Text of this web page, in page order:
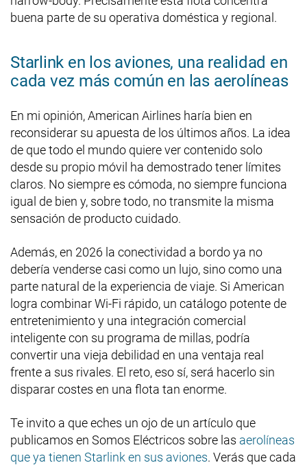
buena parte de su operativa doméstica y regional.
Starlink en los aviones, una realidad en
cada vez más común en las aerolíneas
En mi opinión, American Airlines haría bien en
reconsiderar su apuesta de los últimos años. La idea
de que todo el mundo quiere ver contenido solo
desde su propio móvil ha demostrado tener límites
claros. No siempre es cómoda, no siempre funciona
igual de bien y, sobre todo, no transmite la misma
sensación de producto cuidado.
Además, en 2026 la conectividad a bordo ya no
debería venderse casi como un lujo, sino como una
parte natural de la experiencia de viaje. Si American
logra combinar Wi-Fi rápido, un catálogo potente de
entretenimiento y una integración comercial
inteligente con su programa de millas, podría
convertir una vieja debilidad en una ventaja real
frente a sus rivales. El reto, eso sí, será hacerlo sin
disparar costes en una flota tan enorme.
Te invito a que eches un ojo de un artículo que
publicamos en Somos Eléctricos sobre las aerolíneas
que ya tienen Starlink en sus aviones. Verás que cada